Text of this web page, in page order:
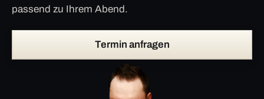
passend zu Ihrem Abend.
Termin anfragen